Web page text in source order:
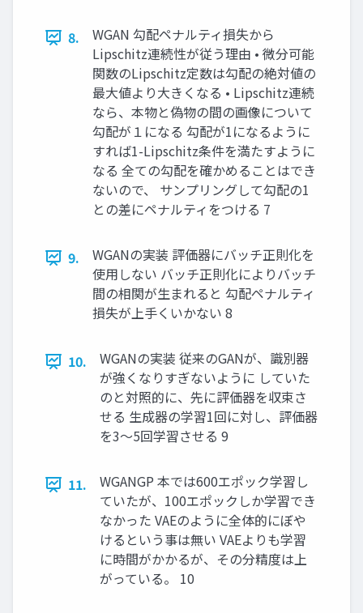
8.
WGAN 勾配ペナルティ損失から
Lipschitz連続性が従う理由 • 微分可能
関数のLipschitz定数は勾配の絶対値の
最大値より大きくなる • Lipschitz連続
なら、本物と偽物の間の画像について
勾配が１になる 勾配が1になるように
すれば1-Lipschitz条件を満たすように
なる 全ての勾配を確かめることはでき
ないので、 サンプリングして勾配の1
との差にペナルティをつける 7
9.
WGANの実装 評価器にバッチ正則化を
使用しない バッチ正則化によりバッチ
間の相関が生まれると 勾配ペナルティ
損失が上手くいかない 8
10.
WGANの実装 従来のGANが、識別器
が強くなりすぎないように していた
のと対照的に、先に評価器を収束さ
せる 生成器の学習1回に対し、評価器
を3～5回学習させる 9
11.
WGANGP 本では600エポック学習し
ていたが、100エポックしか学習でき
なかった VAEのように全体的にぼや
けるという事は無い VAEよりも学習
に時間がかかるが、その分精度は上
がっている。 10